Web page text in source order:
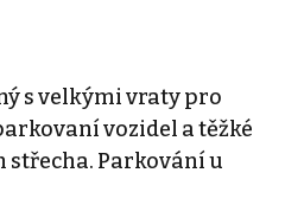
s velkými vraty pro
vozidel a těžké
střecha. Parkování u